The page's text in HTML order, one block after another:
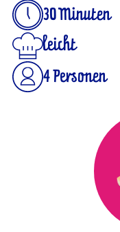
30 Minuten
leicht
4 Personen